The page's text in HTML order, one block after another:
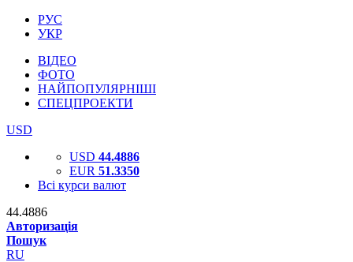
РУС
УКР
ВІДЕО
ФОТО
НАЙПОПУЛЯРНІШІ
СПЕЦПРОЕКТИ
USD
USD 44.4886
EUR 51.3350
Всі курси валют
44.4886
Авторизація
Пошук
RU